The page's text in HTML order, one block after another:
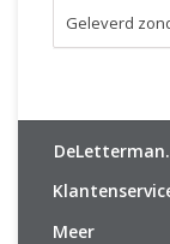
Geleverd
Meer